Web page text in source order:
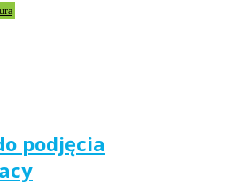
podjęcia